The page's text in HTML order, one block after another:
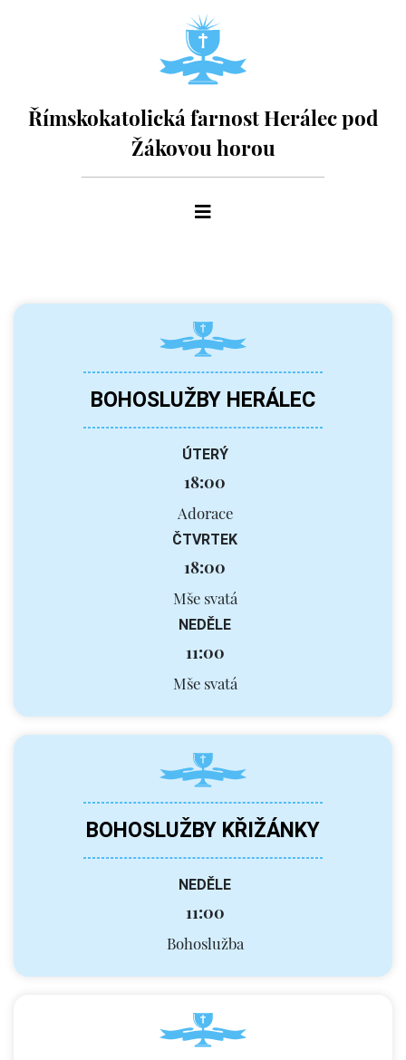
Římskokatolická farnost Herálec pod
Žákovou horou
BOHOSLUŽBY HERÁLEC
ÚTERÝ
18:00
Adorace
ČTVRTEK
18:00
Mše svatá
NEDĚLE
11:00
Mše svatá
BOHOSLUŽBY KŘIŽÁNKY
NEDĚLE
11:00
Bohoslužba